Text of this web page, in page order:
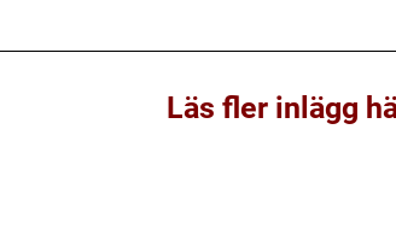
Läs fler inlägg